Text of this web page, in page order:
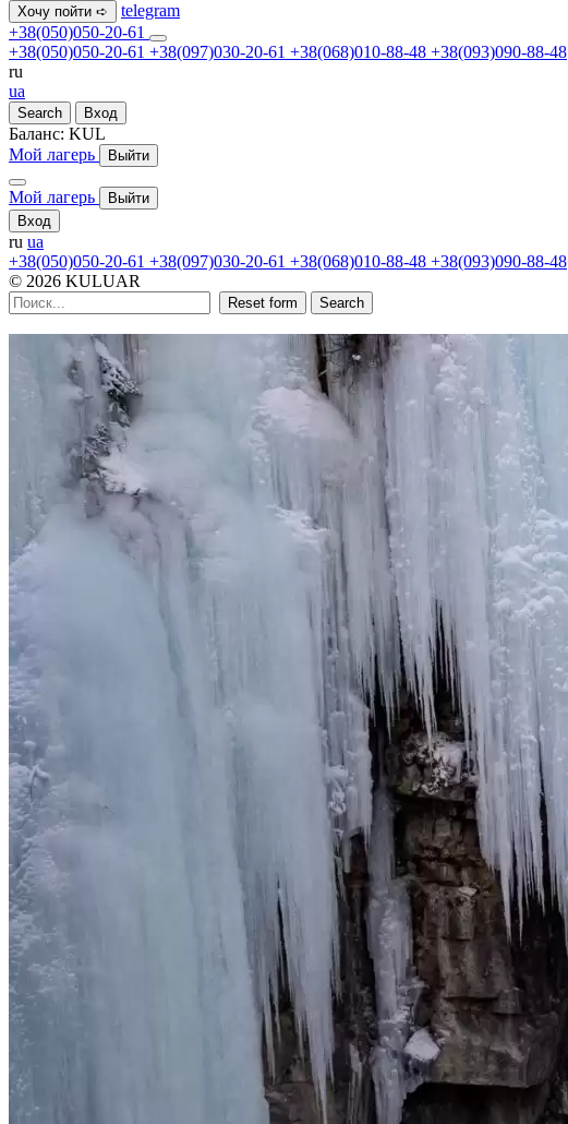
Хочу пойти ➪
telegram
+38(050)050-20-61
+38(050)050-20-61 +38(097)030-20-61 +38(068)010-88-48 +38(093)090-88-48
ru
ua
Search Вход
Баланс: KUL
Мой лагерь
Выйти
Мой лагерь
Выйти
Вход
ru ua
+38(050)050-20-61 +38(097)030-20-61 +38(068)010-88-48 +38(093)090-88-48
© 2026 KULUAR
Reset form Search